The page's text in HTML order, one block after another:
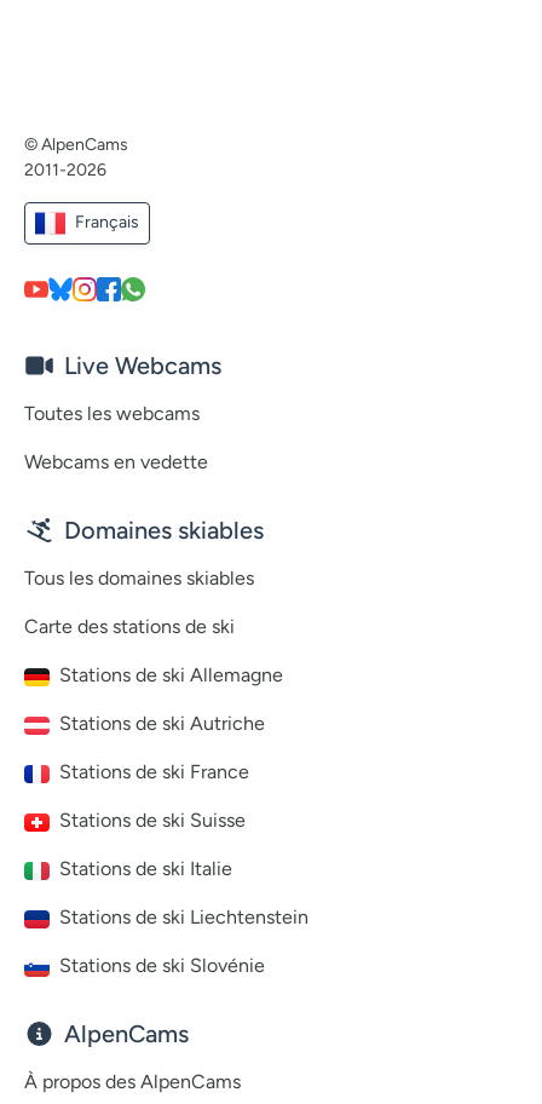
© AlpenCams
2011-2026
Français
Live Webcams
Toutes les webcams
Webcams en vedette
Domaines skiables
Tous les domaines skiables
Carte des stations de ski
Stations de ski Allemagne
Stations de ski Autriche
Stations de ski France
Stations de ski Suisse
Stations de ski Italie
Stations de ski Liechtenstein
Stations de ski Slovénie
AlpenCams
À propos des AlpenCams